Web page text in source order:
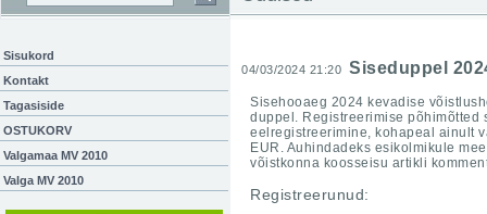
Sisukord
Kontakt
Tagasiside
OSTUKORV
Valgamaa MV 2010
Valga MV 2010
04/03/2024 21:20 Siseduppel
Sisehooaeg 2024 kevadise
duppel. Registreerimise
eelregistreerimine, kohapeal ainult
EUR. Auhindadeks esikolmikule
võistkonna koosseisu artikli
Registreerunud: